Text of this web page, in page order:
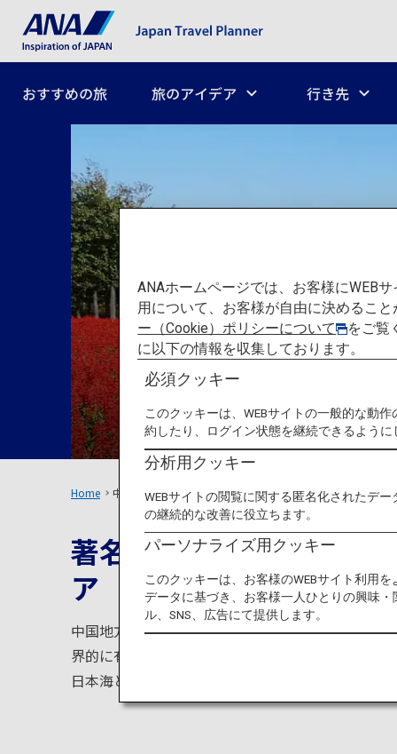
おすすめの旅 旅のアイデア 行き先
Home 中国エリア
著名な神社が点在し、
ア
中国地方は瀬戸内海沿岸を中心に、古くから海運
界的に有名な日本神話の舞台となった、嚴島神社
日本海と瀬戸内海、それぞれの海の幸を楽しむこ
ANAホームページでは、お客様にWEB
用について、お客様が自由に決めるこ
ー（Cookie）ポリシーについて
をご覧
に以下の情報を収集しております。
必須クッキー
このクッキーは、WEBサイトの一般的な動
約したり、ログイン状態を継続できるように
分析用クッキー
WEBサイトの閲覧に関する匿名化されたデ
の継続的な改善に役立ちます。
パーソナライズ用クッキー
このクッキーは、お客様のWEBサイト利用
データに基づき、お客様一人ひとりの興味
ル、SNS、広告にて提供します。